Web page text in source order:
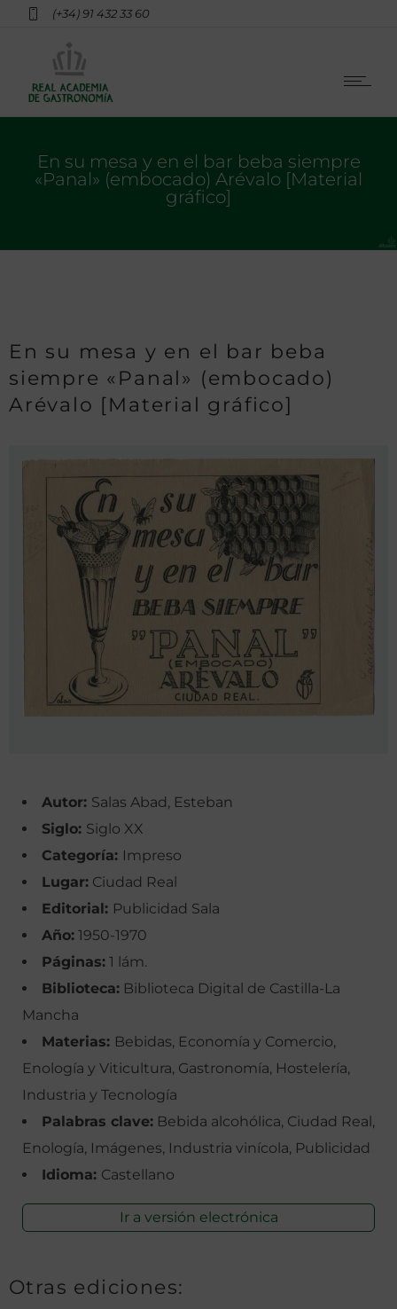
(+34) 91 432 33 60
En su mesa y en el bar beba siempre
«Panal» (embocado) Arévalo [Material
gráfico]
En su mesa y en el bar beba
siempre «Panal» (embocado)
Arévalo [Material gráfico]
Autor: Salas Abad, Esteban
Siglo: Siglo XX
Categoría: Impreso
Lugar: Ciudad Real
Editorial: Publicidad Sala
Año: 1950-1970
Páginas: 1 lám.
Biblioteca: Biblioteca Digital de Castilla-La
Mancha
Materias: Bebidas, Economía y Comercio,
Enología y Viticultura, Gastronomía, Hostelería,
Industria y Tecnología
Palabras clave: Bebida alcohólica, Ciudad Real,
Enología, Imágenes, Industria vinícola, Publicidad
Idioma: Castellano
Ir a versión electrónica
Otras ediciones: